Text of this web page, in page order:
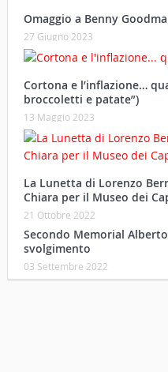
Omaggio a Benny
27 Giugno 2023
Cortona e l’inflazione…
broccoletti e patate”)
13 Maggio 2023
La Lunetta di Lorenzo
Chiara per il Museo dei
21 Ottobre 2022
Secondo Memorial
svolgimento
03 Settembre 2022